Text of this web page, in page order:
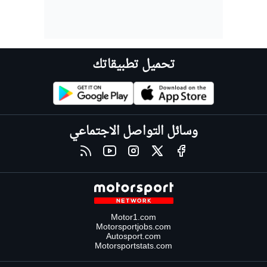
تحميل تطبيقاتك
وسائل التواصل الاجتماعي
Motor1.com
Motorsportjobs.com
Autosport.com
Motorsportstats.com